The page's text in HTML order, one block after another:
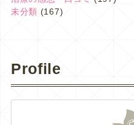
未分類 (167)
Profile